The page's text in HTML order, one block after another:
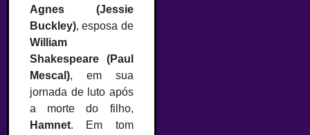
Agnes (Jessie
Buckley), esposa de
William
Shakespeare (Paul
Mescal), em sua
jornada de luto após
a morte do filho,
Hamnet. Em tom